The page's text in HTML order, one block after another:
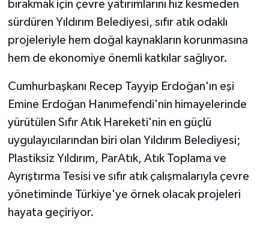
bırakmak için çevre yatırımlarını hız kesmeden
sürdüren Yıldırım Belediyesi, sıfır atık odaklı
projeleriyle hem doğal kaynakların korunmasına
hem de ekonomiye önemli katkılar sağlıyor.
Cumhurbaşkanı Recep Tayyip Erdoğan'ın eşi
Emine Erdoğan Hanımefendi'nin himayelerinde
yürütülen Sıfır Atık Hareketi'nin en güçlü
uygulayıcılarından biri olan Yıldırım Belediyesi;
Plastiksiz Yıldırım, ParAtık, Atık Toplama ve
Ayrıştırma Tesisi ve sıfır atık çalışmalarıyla çevre
yönetiminde Türkiye'ye örnek olacak projeleri
hayata geçiriyor.